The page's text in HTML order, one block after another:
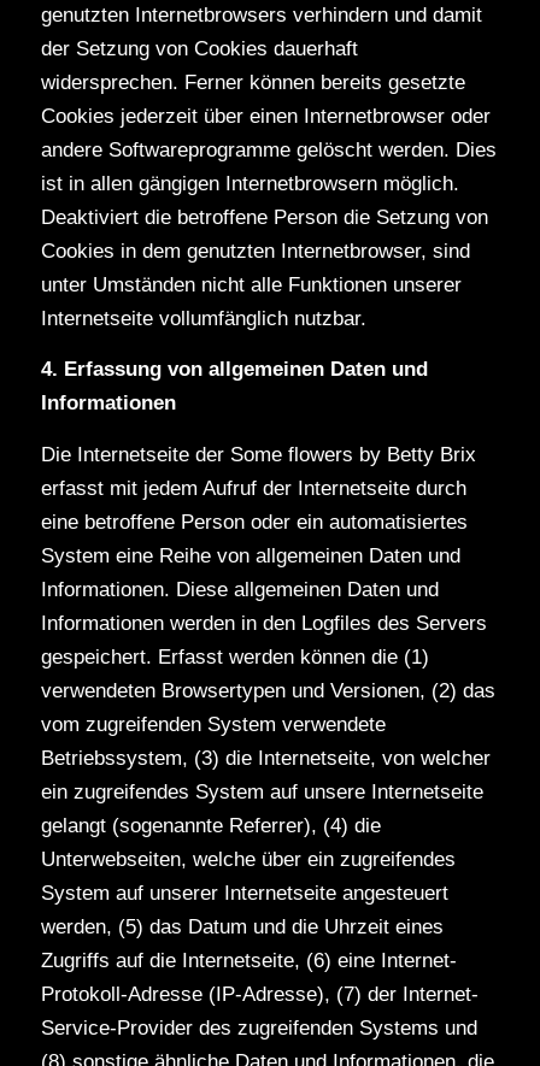
genutzten Internetbrowsers verhindern und damit
der Setzung von Cookies dauerhaft
widersprechen. Ferner können bereits gesetzte
Cookies jederzeit über einen Internetbrowser oder
andere Softwareprogramme gelöscht werden. Dies
ist in allen gängigen Internetbrowsern möglich.
Deaktiviert die betroffene Person die Setzung von
Cookies in dem genutzten Internetbrowser, sind
unter Umständen nicht alle Funktionen unserer
Internetseite vollumfänglich nutzbar.
4. Erfassung von allgemeinen Daten und
Informationen
Die Internetseite der Some flowers by Betty Brix
erfasst mit jedem Aufruf der Internetseite durch
eine betroffene Person oder ein automatisiertes
System eine Reihe von allgemeinen Daten und
Informationen. Diese allgemeinen Daten und
Informationen werden in den Logfiles des Servers
gespeichert. Erfasst werden können die (1)
verwendeten Browsertypen und Versionen, (2) das
vom zugreifenden System verwendete
Betriebssystem, (3) die Internetseite, von welcher
ein zugreifendes System auf unsere Internetseite
gelangt (sogenannte Referrer), (4) die
Unterwebseiten, welche über ein zugreifendes
System auf unserer Internetseite angesteuert
werden, (5) das Datum und die Uhrzeit eines
Zugriffs auf die Internetseite, (6) eine Internet-
Protokoll-Adresse (IP-Adresse), (7) der Internet-
Service-Provider des zugreifenden Systems und
(8) sonstige ähnliche Daten und Informationen, die